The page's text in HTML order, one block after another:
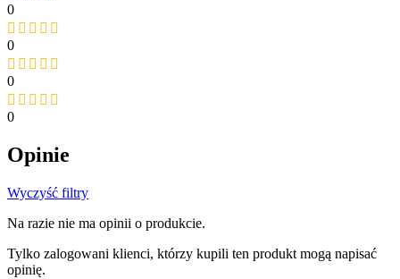
0
0
0
0
Opinie
Wyczyść filtry
Na razie nie ma opinii o produkcie.
Tylko zalogowani klienci, którzy kupili ten produkt mogą napisać
opinię.